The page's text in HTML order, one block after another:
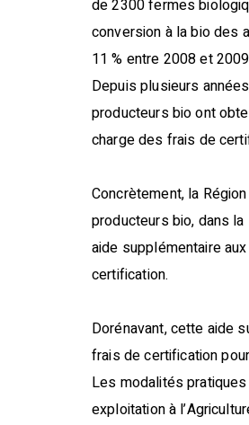
de 2300 fermes
conversion à la bio des
11 % entre 2008 et
Depuis plusieurs
producteurs bio ont
charge des frais de
Concrètement, la
producteurs bio, dans la
aide supplémentaire
certification.
Dorénavant, cette aide
frais de certification
Les modalités
exploitation à